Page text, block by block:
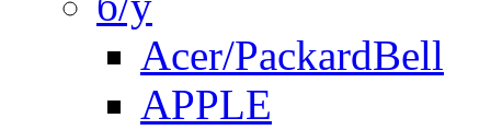
Acer/PackardBell
APPLE